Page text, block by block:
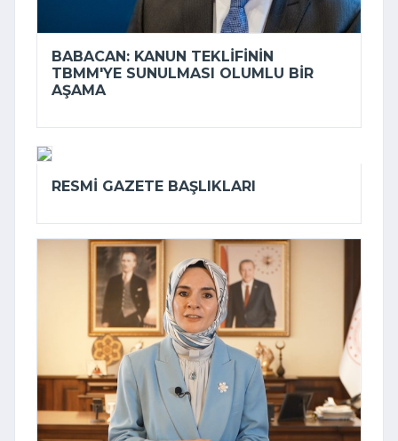
BABACAN: KANUN TEKLIFININ
TBMM'YE SUNULMASI OLUMLU BIR
AŞAMA
RESMI GAZETE BAŞLIKLARI